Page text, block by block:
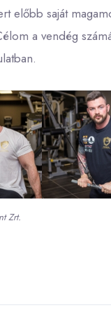
előbb saját
a vendég
Zrt.